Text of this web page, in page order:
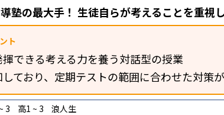
塾の最大手！ 生徒自らが考えることを重視
ト
できる考える力を養う対話型の授業
ており、定期テストの範囲に合わせた対策
3 高1 ~ 3
浪人生